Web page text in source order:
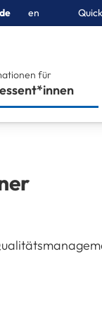
de en
für